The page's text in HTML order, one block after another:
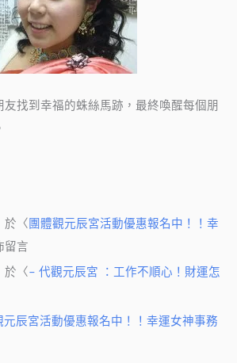
友找到幸福的蛛絲馬跡，最終喚醒每個朋
於〈 團體觀元辰宮活動優惠報名中！！幸
留言
於〈 – 代觀元辰宮 ：工作不順心！財運怎
元辰宮活動優惠報名中！！幸運女神事務